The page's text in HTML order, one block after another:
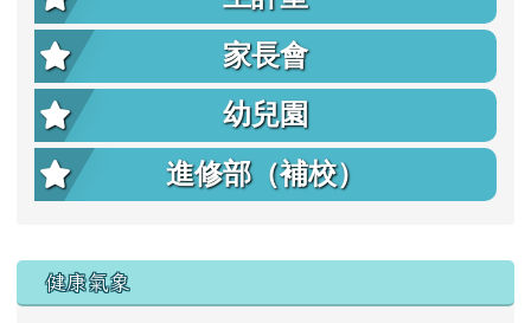
家長會
幼兒園
進修部（補校）
右邊區域內容
健康氣象